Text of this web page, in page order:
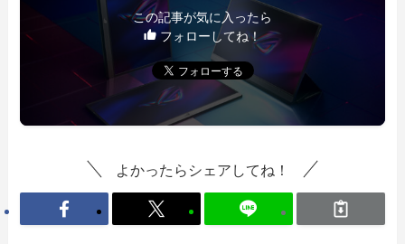
この記事が気に入ったら
フォローしてね！
よかったらシェアしてね！